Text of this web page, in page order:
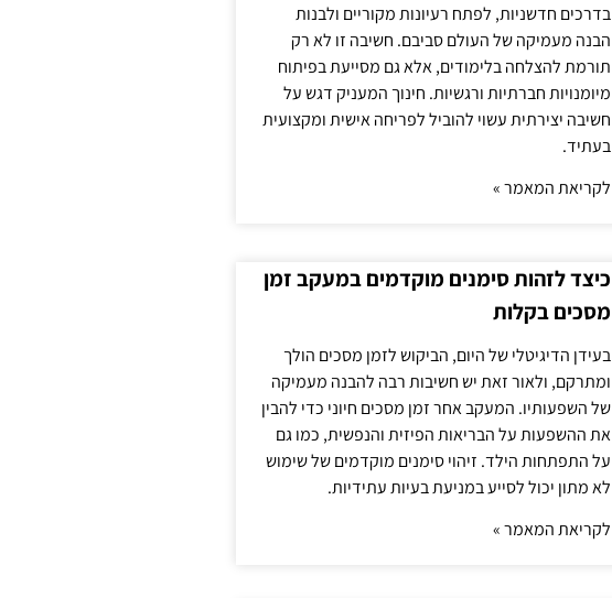
בדרכים חדשניות, לפתח רעיונות מקוריים ולבנות
הבנה מעמיקה של העולם סביבם. חשיבה זו לא רק
תורמת להצלחה בלימודים, אלא גם מסייעת בפיתוח
מיומנויות חברתיות ורגשיות. חינוך המעניק דגש על
חשיבה יצירתית עשוי להוביל לפריחה אישית ומקצועית
בעתיד.
לקריאת המאמר »
כיצד לזהות סימנים מוקדמים במעקב זמן
מסכים בקלות
בעידן הדיגיטלי של היום, הביקוש לזמן מסכים הולך
ומתרקם, ולאור זאת יש חשיבות רבה להבנה מעמיקה
של השפעותיו. המעקב אחר זמן מסכים חיוני כדי להבין
את ההשפעות על הבריאות הפיזית והנפשית, כמו גם
על התפתחות הילד. זיהוי סימנים מוקדמים של שימוש
לא מתון יכול לסייע במניעת בעיות עתידיות.
לקריאת המאמר »